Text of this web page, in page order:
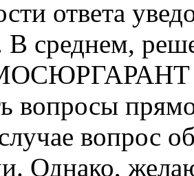
ответа
среднем,
вопросы
вопрос
Однако,